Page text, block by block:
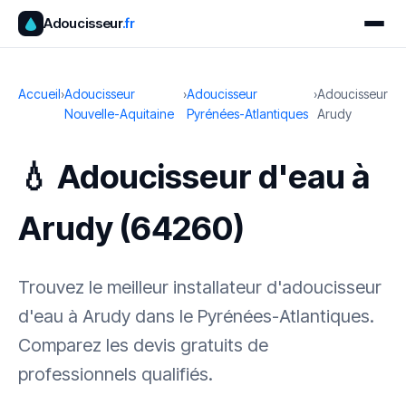
Adoucisseur.fr
Accueil›Adoucisseur
Nouvelle-Aquitaine
›Adoucisseur
Pyrénées-Atlantiques
›Adoucisseur
Arudy
💧 Adoucisseur d'eau à
Arudy (64260)
Trouvez le meilleur installateur d'adoucisseur
d'eau à Arudy dans le Pyrénées-Atlantiques.
Comparez les devis gratuits de
professionnels qualifiés.